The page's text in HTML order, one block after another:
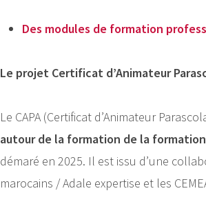
Des modules de formation
Le projet Certificat d’Animateur
Le CAPA (Certificat d’Animateur
autour de la formation de la formation
démaré en 2025. Il est issu d’une
marocains / Adale expertise et les